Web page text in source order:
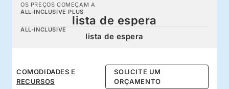
OS PREÇOS COMEÇAM A
ALL-INCLUSIVE PLUS
lista de espera
ALL-INCLUSIVE
lista de espera
COMODIDADES E
RECURSOS
SOLICITE UM
ORÇAMENTO